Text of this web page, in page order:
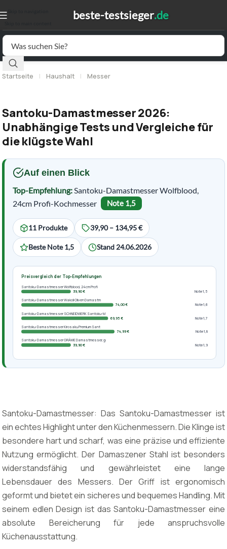
Startseite | Haushalt | Messer
Santoku-Damastmesser 2026:
Unabhängige Tests und Vergleiche für
die klügste Wahl
Auf einen Blick
Top-Empfehlung:Santoku-Damastmesser Wolfblood,
24cm Profi-Kochmesser
Note 1,5
11 Produkte 39,90 – 134,95 €
Beste Note 1,5 Stand 24.06.2026
Preisvergleich der Top-Empfehlungen
Santoku-Damastmesser Wolfblood, 24cm Profi
39,90 €
Note 1,5
Santoku-Damastmesser Wakoli Oliven Damastm
74,00 €
Note 1,6
Santoku-Damastmesser SCHNEIDWERK Santoku-M
69,95 €
Note 1,7
Santoku-Damastmesser Kirosaku Premium Sant
74,99 €
Note 1,8
Santoku-Damastmesser GRÄWE Damastmesser, g
39,90 €
Note 1,9
Santoku-Damastmesser: Das Santoku-Damastmesser ist
ein echtes Highlight unter den Küchenmessern. Die Klinge ist
besondere hart und scharf, was eine präzise und effiziente
Nutzung ermöglicht. Der Damaszener Stahl ist besonders
widerstandsfähig und gewährleistet eine lange
Lebensdauer des Messers. Der Griff ist ergonomisch
geformt und bietet ein sicheres und bequemes Handling. Mit
seinem edlen Design ist das Santoku-Damastmesser eine
absolute Bereicherung für jede anspruchsvolle
Küchenausstattung.